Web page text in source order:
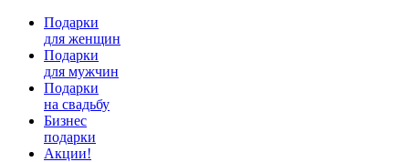
Подарки
для женщин
Подарки
для мужчин
Подарки
на свадьбу
Бизнес
подарки
Акции!